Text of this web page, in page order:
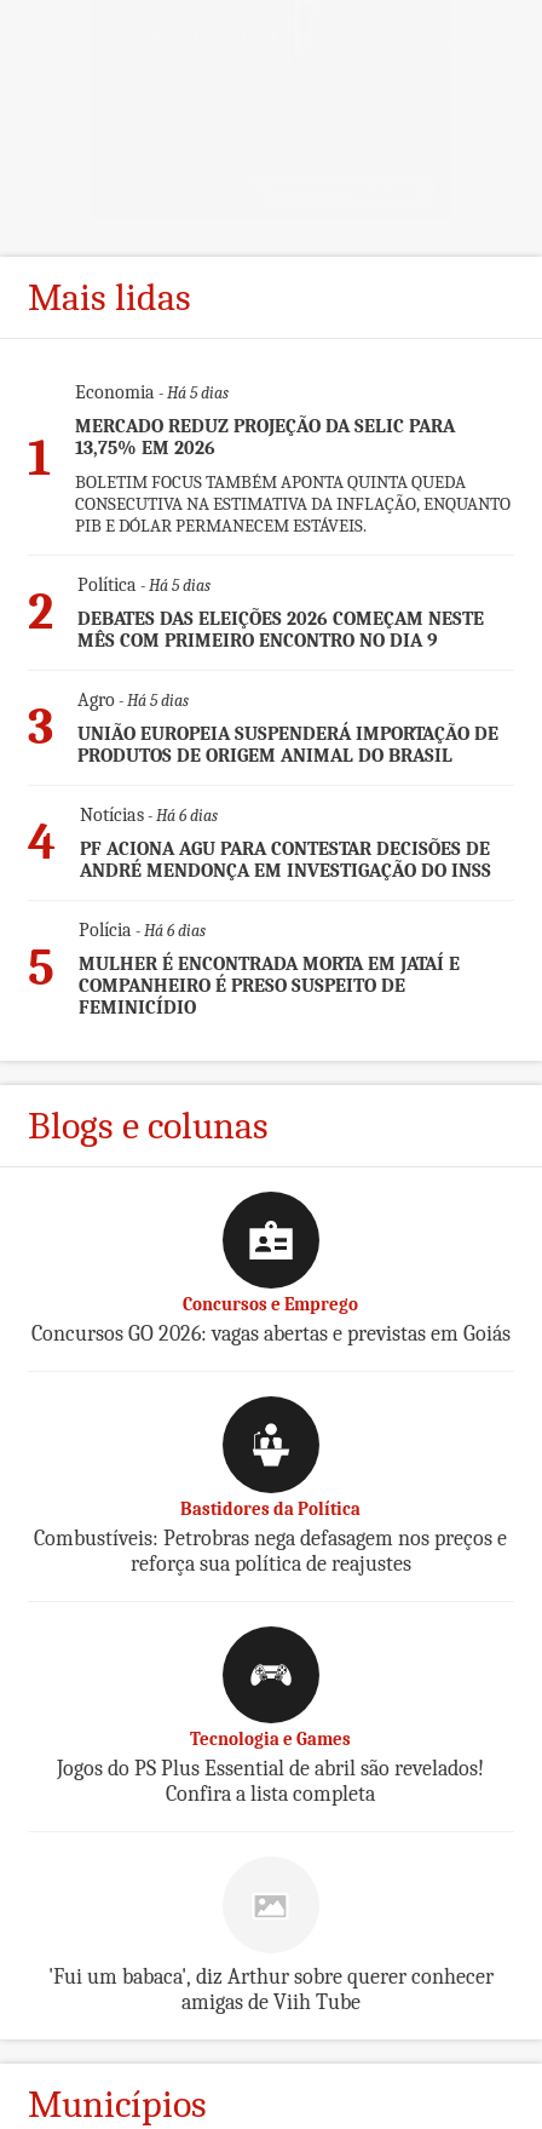
Mais lidas
1
Economia - Há 5 dias
MERCADO REDUZ PROJEÇÃO DA SELIC PARA
13,75% EM 2026
BOLETIM FOCUS TAMBÉM APONTA QUINTA QUEDA
CONSECUTIVA NA ESTIMATIVA DA INFLAÇÃO, ENQUANTO
PIB E DÓLAR PERMANECEM ESTÁVEIS.
2 Política - Há 5 dias
DEBATES DAS ELEIÇÕES 2026 COMEÇAM NESTE
MÊS COM PRIMEIRO ENCONTRO NO DIA 9
3 Agro- Há 5 dias
UNIÃO EUROPEIA SUSPENDERÁ IMPORTAÇÃO DE
PRODUTOS DE ORIGEM ANIMAL DO BRASIL
4 Notícias- Há 6 dias
PF ACIONA AGU PARA CONTESTAR DECISÕES DE
ANDRÉ MENDONÇA EM INVESTIGAÇÃO DO INSS
5
Polícia - Há 6 dias
MULHER É ENCONTRADA MORTA EM JATAÍ E
COMPANHEIRO É PRESO SUSPEITO DE
FEMINICÍDIO
Blogs e colunas
Concursos e Emprego
Concursos GO 2026: vagas abertas e previstas em Goiás
Bastidores da Política
Combustíveis: Petrobras nega defasagem nos preços e
reforça sua política de reajustes
Tecnologia e Games
Jogos do PS Plus Essential de abril são revelados!
Confira a lista completa
'Fui um babaca', diz Arthur sobre querer conhecer
amigas de Viih Tube
Municípios